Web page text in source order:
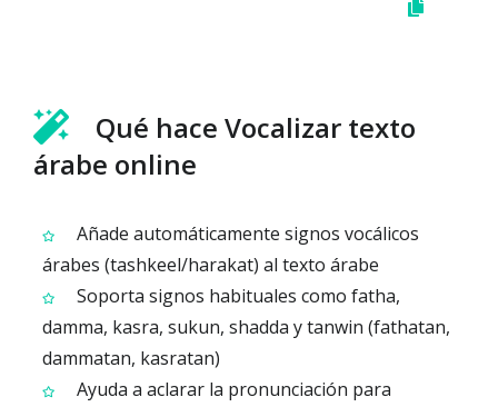
Qué hace Vocalizar texto
árabe online
Añade automáticamente signos vocálicos
árabes (tashkeel/harakat) al texto árabe
Soporta signos habituales como fatha,
damma, kasra, sukun, shadda y tanwin (fathatan,
dammatan, kasratan)
Ayuda a aclarar la pronunciación para